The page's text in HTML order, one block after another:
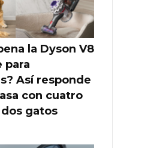
la Dyson V8
para
Así responde
con cuatro
gatos